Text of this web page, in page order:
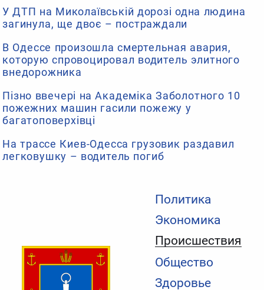
Политика
Экономика
Происшествия
Общество
Здоровье
У ДТП на Миколаївській дорозі одна людина
загинула, ще двоє – постраждали
В Одессе произошла смертельная авария,
которую спровоцировал водитель элитного
внедорожника
Пізно ввечері на Академіка Заболотного 10
пожежних машин гасили пожежу у
багатоповерхівці
На трассе Киев-Одесса грузовик раздавил
легковушку – водитель погиб